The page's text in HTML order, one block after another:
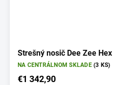
Strešný nosič Dee Zee Hex
NA CENTRÁLNOM SKLADE(3 KS)
€1 342,90